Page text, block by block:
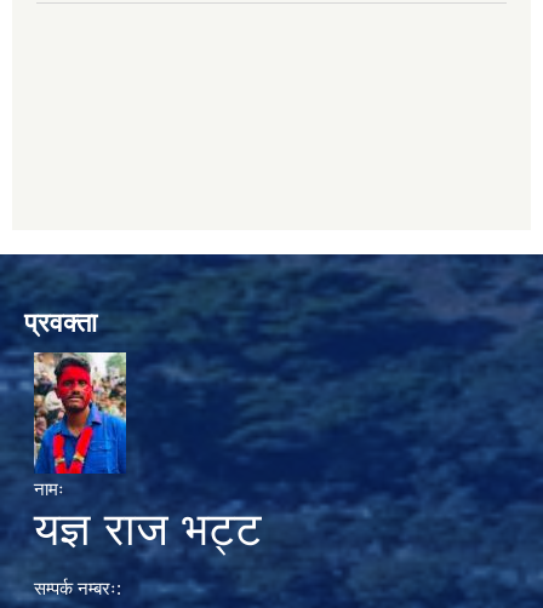
प्रवक्ता
नामः
यज्ञ राज भट्ट
सम्पर्क नम्बरः: